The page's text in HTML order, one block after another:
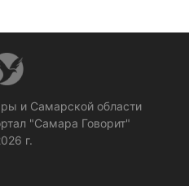
и Самарской области
"Самара Говорит"
г.